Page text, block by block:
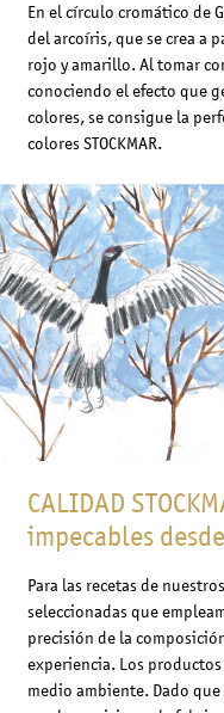
En el círculo cromático de
del arcoíris, que se crea a
rojo y amarillo. Al tomar
conociendo el efecto que
colores, se consigue la
colores STOCKMAR.
CALIDAD
impecables
Para las recetas de
seleccionadas que
precisión de la
experiencia. Los productos
medio ambiente. Dado